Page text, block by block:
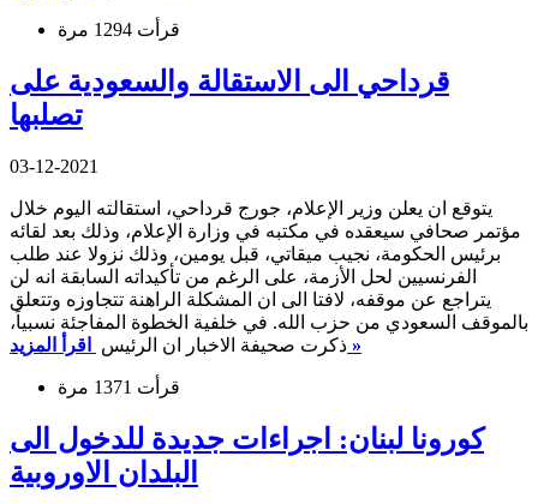
قرأت 1294 مرة
قرداحي الى الاستقالة والسعودية على
تصلبها
03-12-2021
يتوقع ان يعلن وزير الإعلام، جورج قرداحي، استقالته اليوم خلال
مؤتمر صحافي سيعقده في مكتبه في وزارة الإعلام، وذلك بعد لقائه
برئيس الحكومة، نجيب ميقاتي، قبل يومين، وذلك نزولا عند طلب
الفرنسيين لحل الأزمة، على الرغم من تأكيداته السابقة انه لن
يتراجع عن موقفه، لافتا الى ان المشكلة الراهنة تتجاوزه وتتعلق
بالموقف السعودي من حزب الله. في خلفية الخطوة المفاجئة نسبياً،
ذكرت صحيفة الاخبار ان الرئيس اقرأ المزيد »
قرأت 1371 مرة
كورونا لبنان: اجراءات جديدة للدخول الى
البلدان الاوروبية